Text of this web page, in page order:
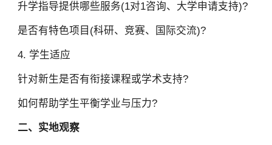
升学指导提供哪些服务(1对1咨询、大学申请支持)?
是否有特色项目(科研、竞赛、国际交流)?
4. 学生适应
针对新生是否有衔接课程或学术支持?
如何帮助学生平衡学业与压力?
二、实地观察